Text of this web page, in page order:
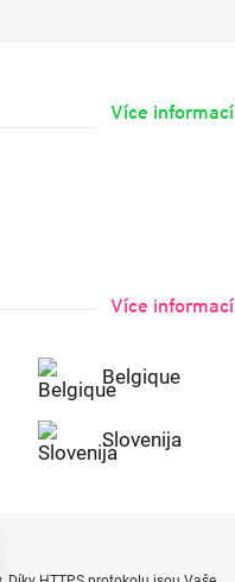
Více informací
Více informací
Belgique
Slovenija